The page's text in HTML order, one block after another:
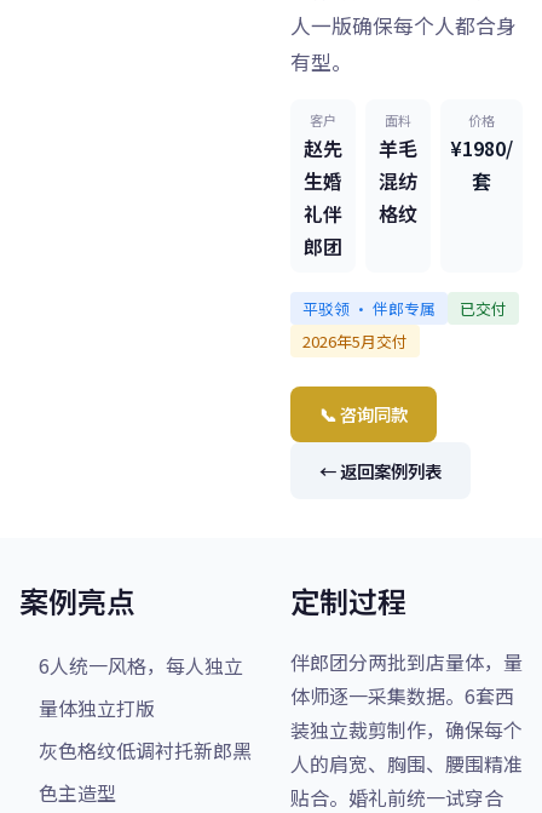
人一版确保每个人都合身
有型。
客户
赵先
生婚
礼伴
郎团
面料
羊毛
混纺
格纹
价格
¥1980/
套
平驳领 · 伴郎专属
已交付
2026年5月交付
📞 咨询同款
← 返回案例列表
案例亮点
6人统一风格，每人独立
量体独立打版
灰色格纹低调衬托新郎黑
色主造型
定制过程
伴郎团分两批到店量体，量
体师逐一采集数据。6套西
装独立裁剪制作，确保每个
人的肩宽、胸围、腰围精准
贴合。婚礼前统一试穿合